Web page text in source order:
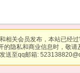
相关会员发布，本站已经
的隐私和商业信息时，敬
送至qq邮箱: